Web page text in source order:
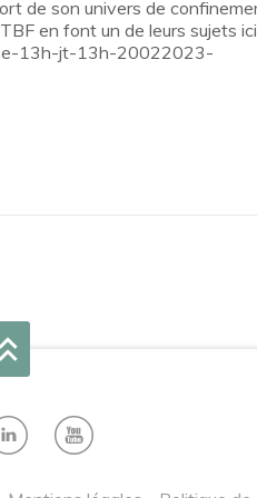
de son univers de
en font un de leurs sujets
13h-jt-13h-20022023-